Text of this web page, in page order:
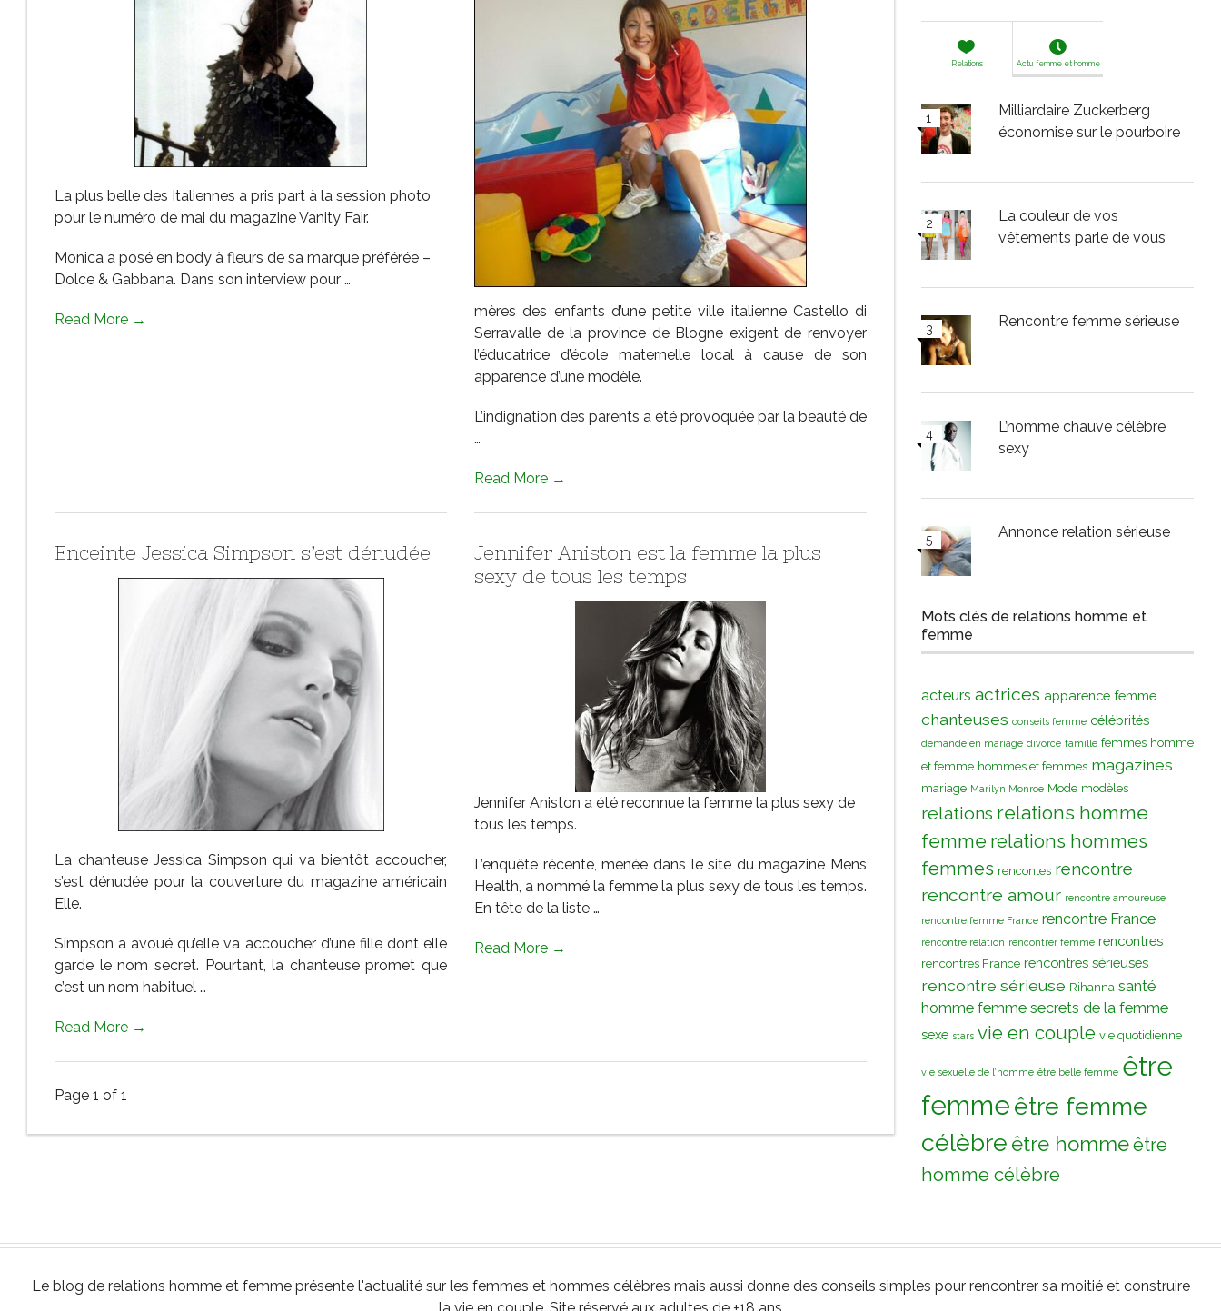
La plus belle des Italiennes a pris part à la session photo
pour le numéro de mai du magazine Vanity Fair.
Monica a posé en body à fleurs de sa marque préférée –
Dolce & Gabbana. Dans son interview pour …
Read More →
mères des enfants d’une petite ville italienne Castello di
Serravalle de la province de Blogne exigent de renvoyer
l’éducatrice d’école maternelle local à cause de son
apparence d’une modèle.
L’indignation des parents a été provoquée par la beauté de
…
Read More →
Enceinte Jessica Simpson s’est dénudée
La chanteuse Jessica Simpson qui va bientôt accoucher,
s’est dénudée pour la couverture du magazine américain
Elle.
Simpson a avoué qu’elle va accoucher d’une fille dont elle
garde le nom secret. Pourtant, la chanteuse promet que
c’est un nom habituel …
Read More →
Jennifer Aniston est la femme la plus
sexy de tous les temps
Jennifer Aniston a été reconnue la femme la plus sexy de
tous les temps.
L’enquête récente, menée dans le site du magazine Mens
Health, a nommé la femme la plus sexy de tous les temps.
En tête de la liste …
Read More →
Page 1 of 1
Relations Actu femme et homme
Milliardaire Zuckerberg
économise sur le pourboire
La couleur de vos
vêtements parle de vous
Rencontre femme sérieuse
L’homme chauve célèbre
sexy
Annonce relation sérieuse
Mots clés de relations homme et
femme
acteurs actrices apparence femme
chanteuses conseils femme célébrités
demande en mariage divorce famille femmes homme
et femme hommes et femmes magazines
mariage Marilyn Monroe Mode modèles
relations relations homme
femme relations hommes
femmes rencontes rencontre
rencontre amour rencontre amoureuse
rencontre femme France rencontre France
rencontre relation rencontrer femme rencontres
rencontres France rencontres sérieuses
rencontre sérieuse Rihanna santé
homme femme secrets de la femme
sexe stars vie en couple vie quotidienne
vie sexuelle de l’homme être belle femme être
femmeêtre femme
célèbre être hommeêtre
homme célèbre
Le blog de relations homme et femme présente l'actualité sur les femmes et hommes célèbres mais aussi donne des conseils simples pour rencontrer sa moitié et construire